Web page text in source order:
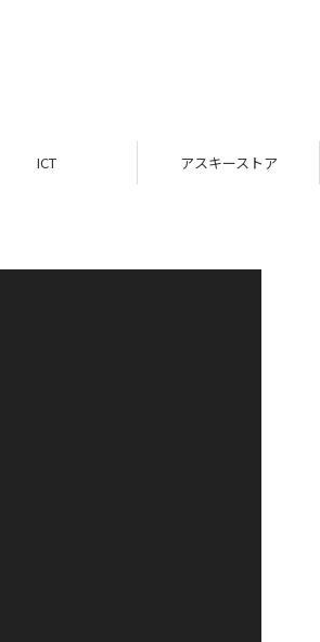
ICT アスキーストア